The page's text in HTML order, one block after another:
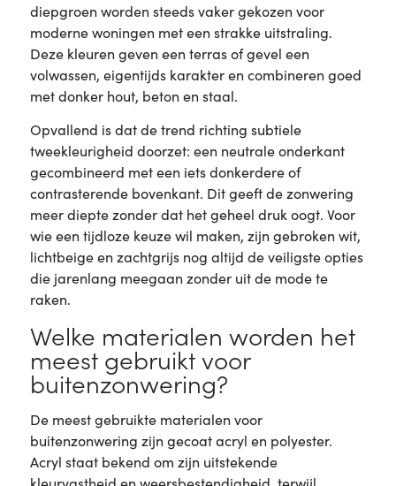
diepgroen worden steeds vaker gekozen voor
moderne woningen met een strakke uitstraling.
Deze kleuren geven een terras of gevel een
volwassen, eigentijds karakter en combineren goed
met donker hout, beton en staal.
Opvallend is dat de trend richting subtiele
tweekleurigheid doorzet: een neutrale onderkant
gecombineerd met een iets donkerdere of
contrasterende bovenkant. Dit geeft de zonwering
meer diepte zonder dat het geheel druk oogt. Voor
wie een tijdloze keuze wil maken, zijn gebroken wit,
lichtbeige en zachtgrijs nog altijd de veiligste opties
die jarenlang meegaan zonder uit de mode te
raken.
Welke materialen worden het
meest gebruikt voor
buitenzonwering?
De meest gebruikte materialen voor
buitenzonwering zijn gecoat acryl en polyester.
Acryl staat bekend om zijn uitstekende